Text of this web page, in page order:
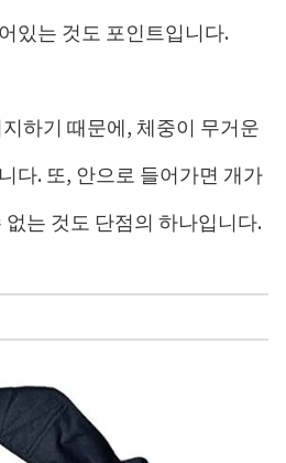
있는 것도 포인트입니다.
하기 때문에, 체중이 무거운
다. 또, 안으로 들어가면 개가
는 것도 단점의 하나입니다.